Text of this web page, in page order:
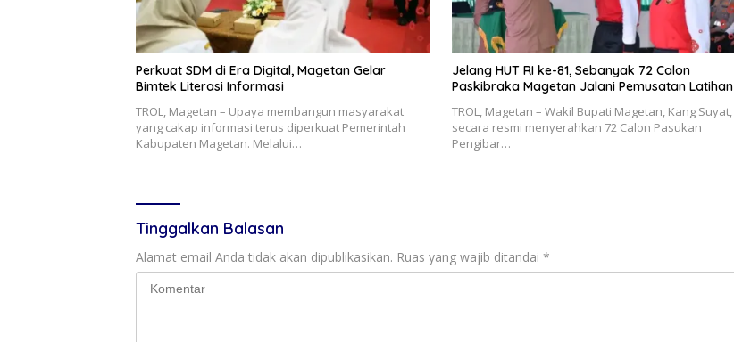
Perkuat SDM di Era Digital, Magetan Gelar
Bimtek Literasi Informasi
TROL, Magetan – Upaya membangun masyarakat
yang cakap informasi terus diperkuat Pemerintah
Kabupaten Magetan. Melalui…
Jelang HUT RI ke-81, Sebanyak 72 Calon
Paskibraka Magetan Jalani Pemusatan Latihan
TROL, Magetan – Wakil Bupati Magetan, Kang Suyat,
secara resmi menyerahkan 72 Calon Pasukan
Pengibar…
Tinggalkan Balasan
Alamat email Anda tidak akan dipublikasikan. Ruas yang wajib ditandai *